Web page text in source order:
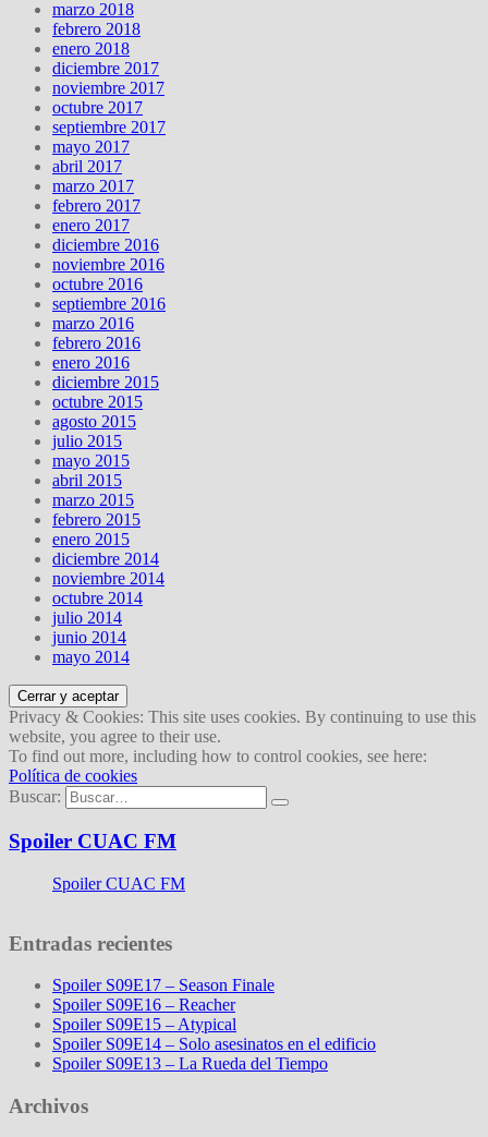
marzo 2018
febrero 2018
enero 2018
diciembre 2017
noviembre 2017
octubre 2017
septiembre 2017
mayo 2017
abril 2017
marzo 2017
febrero 2017
enero 2017
diciembre 2016
noviembre 2016
octubre 2016
septiembre 2016
marzo 2016
febrero 2016
enero 2016
diciembre 2015
octubre 2015
agosto 2015
julio 2015
mayo 2015
abril 2015
marzo 2015
febrero 2015
enero 2015
diciembre 2014
noviembre 2014
octubre 2014
julio 2014
junio 2014
mayo 2014
Privacy & Cookies: This site uses cookies. By continuing to use this
website, you agree to their use.
To find out more, including how to control cookies, see here:
Política de cookies
Buscar:
Spoiler CUAC FM
Spoiler CUAC FM
Entradas recientes
Spoiler S09E17 – Season Finale
Spoiler S09E16 – Reacher
Spoiler S09E15 – Atypical
Spoiler S09E14 – Solo asesinatos en el edificio
Spoiler S09E13 – La Rueda del Tiempo
Archivos